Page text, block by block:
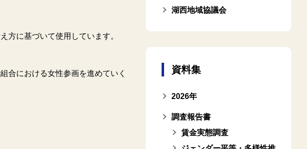
方に基づいて使用しています。
合における女性参画を進めていく
湖西地域協議会
資料集
2026年
調査報告書
賃金実態調査